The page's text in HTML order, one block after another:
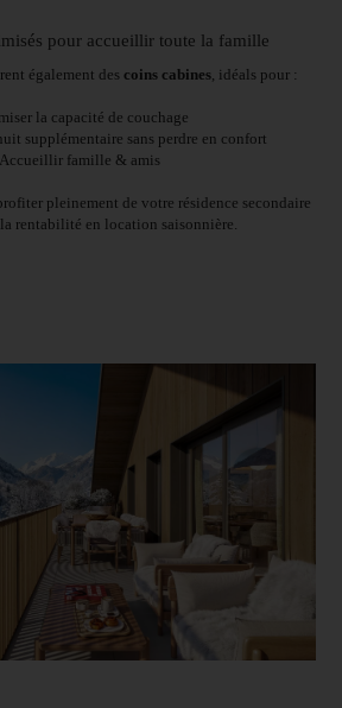
pour accueillir toute la famille
également des coins cabines, idéals pour :
la capacité de couchage
supplémentaire sans perdre en confort
famille & amis
pleinement de votre résidence secondaire
rentabilité en location saisonnière.